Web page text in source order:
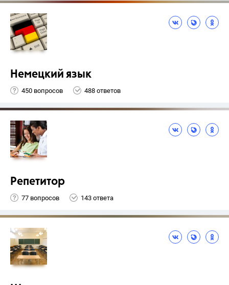
Немецкий язык
450 вопросов 488 ответов
Репетитор
77 вопросов 143 ответа